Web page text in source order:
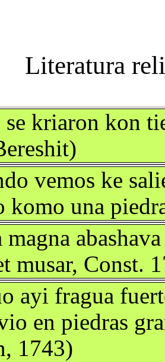
se kriaron kon
vemos ke
komo una
musar, Const.
ayi fragua
en piedras
1743)